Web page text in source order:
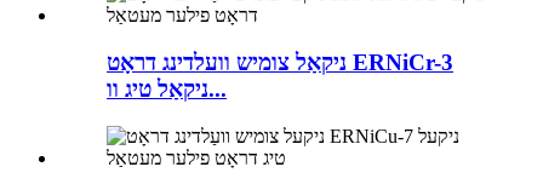
ניקאַל צומיש וועלדינג דראָט ERNiCr-3
ניקאַל טיג וו...